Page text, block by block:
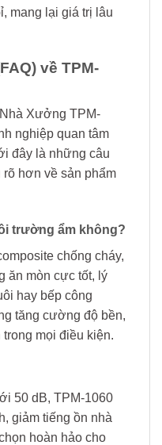
mang lại giá trị lâu
về TPM-
Xưởng TPM-
nghiệp quan tâm
đây là những câu
hơn về sản phẩm
trường ẩm không?
chống cháy,
ăn mòn cực tốt, lý
hay bếp công
tăng cường độ bền,
mọi điều kiện.
50 dB, TPM-1060
giảm tiếng ồn nhà
hoàn hảo cho